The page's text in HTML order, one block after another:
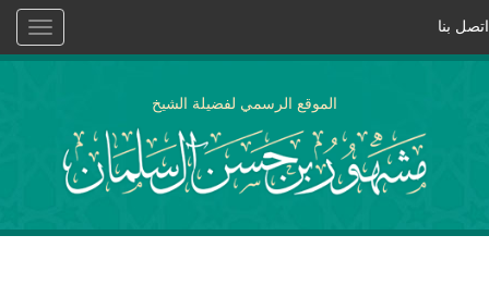
Toggle
اتصل بنا
الموقع الرسمي لفضيلة الشيخ